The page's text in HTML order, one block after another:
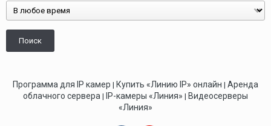
Поиск
Программа для IP камер | Купить «Линию IP» онлайн | Аренда
облачного сервера | IP-камеры «Линия» | Видеосерверы
«Линия»